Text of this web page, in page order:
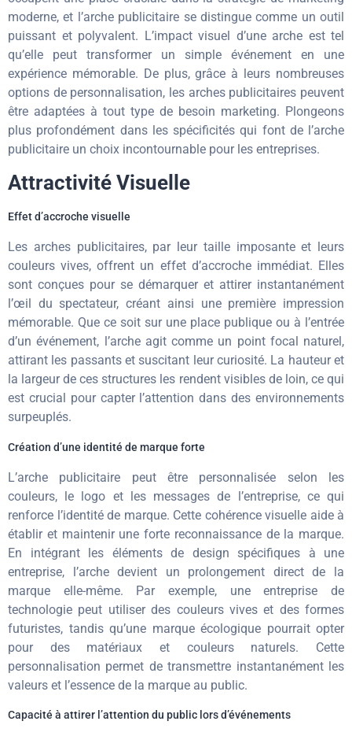
moderne, et l’arche publicitaire se distingue comme un outil
puissant et polyvalent. L’impact visuel d’une arche est tel
qu’elle peut transformer un simple événement en une
expérience mémorable. De plus, grâce à leurs nombreuses
options de personnalisation, les arches publicitaires peuvent
être adaptées à tout type de besoin marketing. Plongeons
plus profondément dans les spécificités qui font de l’arche
publicitaire un choix incontournable pour les entreprises.
Attractivité Visuelle
Effet d’accroche visuelle
Les arches publicitaires, par leur taille imposante et leurs
couleurs vives, offrent un effet d’accroche immédiat. Elles
sont conçues pour se démarquer et attirer instantanément
l’œil du spectateur, créant ainsi une première impression
mémorable. Que ce soit sur une place publique ou à l’entrée
d’un événement, l’arche agit comme un point focal naturel,
attirant les passants et suscitant leur curiosité. La hauteur et
la largeur de ces structures les rendent visibles de loin, ce qui
est crucial pour capter l’attention dans des environnements
surpeuplés.
Création d’une identité de marque forte
L’arche publicitaire peut être personnalisée selon les
couleurs, le logo et les messages de l’entreprise, ce qui
renforce l’identité de marque. Cette cohérence visuelle aide à
établir et maintenir une forte reconnaissance de la marque.
En intégrant les éléments de design spécifiques à une
entreprise, l’arche devient un prolongement direct de la
marque elle-même. Par exemple, une entreprise de
technologie peut utiliser des couleurs vives et des formes
futuristes, tandis qu’une marque écologique pourrait opter
pour des matériaux et couleurs naturels. Cette
personnalisation permet de transmettre instantanément les
valeurs et l’essence de la marque au public.
Capacité à attirer l’attention du public lors d’événements